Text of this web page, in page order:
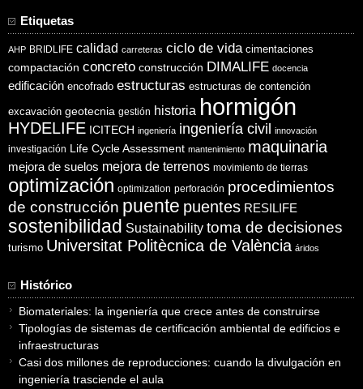
Etiquetas
AHP BRIDLIFE calidad carreteras ciclo de vida cimentaciones
compactación concreto construcción DIMALIFE docencia
edificación encofrado estructuras estructuras de contención
excavación geotecnia gestión historia hormigón
HYDELIFE ICITECH ingeniería ingeniería civil innovación
investigación Life Cycle Assessment mantenimiento maquinaria
mejora de suelos mejora de terrenos movimiento de tierras
optimización optimization perforación procedimientos
de construcción puente puentes RESILIFE
sostenibilidad Sustainability toma de decisiones
turismo Universitat Politècnica de València áridos
Histórico
Biomateriales: la ingeniería que crece antes de construirse
Tipologías de sistemas de certificación ambiental de edificios e
infraestructuras
Casi dos millones de reproducciones: cuando la divulgación en
ingeniería trasciende el aula